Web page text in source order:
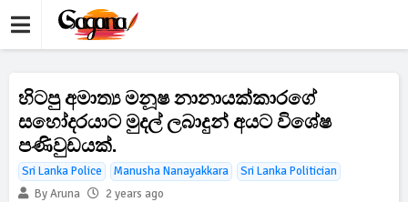
හිටපු අමාත්‍ය මනූෂ නානායක්කාරගේ
සහෝදරයාට මුදල් ලබාදුන් අයට විශේෂ
පණිවුඩයක්.
Sri Lanka Police Manusha Nanayakkara
Sri Lanka Politician
By Aruna
2 years ago